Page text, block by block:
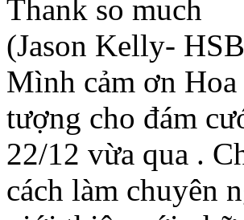
Thank so much
(Jason Kelly-
Mình cảm ơn
tượng cho đám
22/12 vừa qua .
cách làm chuyên